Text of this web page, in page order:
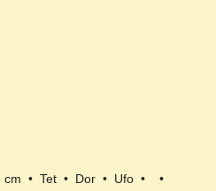
cm • Tet • Dor • Ufo • •